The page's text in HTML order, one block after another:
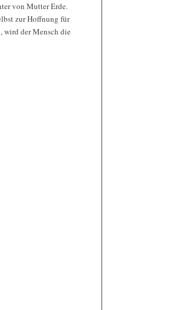
von Mutter Erde.
zur Hoffnung für
wird der Mensch die